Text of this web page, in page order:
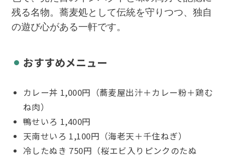
残る名物。蕎麦処として伝統を守りつつ、独自
の遊び心がある一軒です。
おすすめメニュー
カレー丼 1,000円（蕎麦屋出汁＋カレー粉＋鶏む
ね肉）
鴨せいろ 1,400円
天南せいろ 1,100円（海老天＋千住ねぎ）
冷したぬき 750円（桜エビ入りピンクのたぬ